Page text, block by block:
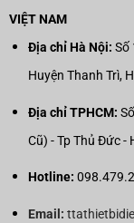
VIỆT NAM
Địa chỉ Hà Nội: Số
Huyện Thanh Trì,
Địa chỉ TPHCM:
Cũ) - Tp Thủ Đức -
Hotline:
Email: